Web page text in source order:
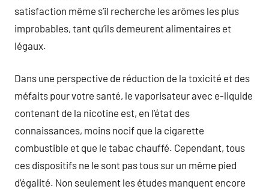
satisfaction même s’il recherche les arômes les plus
improbables, tant qu’ils demeurent alimentaires et
légaux.
Dans une perspective de réduction de la toxicité et des
méfaits pour votre santé, le vaporisateur avec e-liquide
contenant de la nicotine est, en l’état des
connaissances, moins nocif que la cigarette
combustible et que le tabac chauffé. Cependant, tous
ces dispositifs ne le sont pas tous sur un même pied
d’égalité. Non seulement les études manquent encore